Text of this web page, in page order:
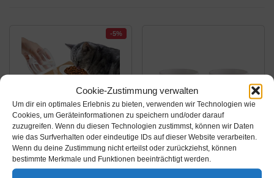
Cookie-Zustimmung verwalten
Um dir ein optimales Erlebnis zu bieten, verwenden wir Technologien wie
Cookies, um Geräteinformationen zu speichern und/oder darauf
zuzugreifen. Wenn du diesen Technologien zustimmst, können wir Daten
wie das Surfverhalten oder eindeutige IDs auf dieser Website verarbeiten.
Wenn du deine Zustimmung nicht erteilst oder zurückziehst, können
bestimmte Merkmale und Funktionen beeinträchtigt werden.
-5%
Amazon.de
32,10€
Amazon.de
29,99€